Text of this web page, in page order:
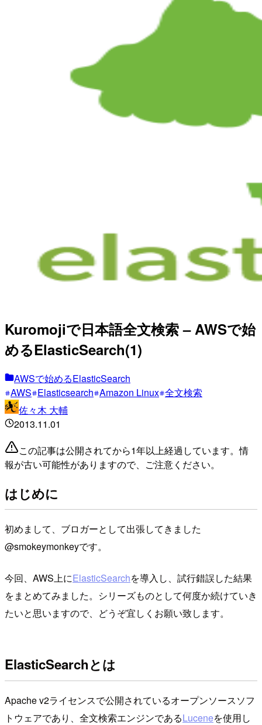
Kuromojiで日本語全文検索 – AWSで始
めるElasticSearch(1)
AWSで始めるElasticSearch
AWS Elasticsearch Amazon Linux 全文検索
佐々木 大輔
2013.11.01
この記事は公開されてから1年以上経過しています。情
報が古い可能性がありますので、ご注意ください。
はじめに
初めまして、ブロガーとして出張してきました
@smokeymonkeyです。
今回、AWS上にElasticSearchを導入し、試行錯誤した結果
をまとめてみました。シリーズものとして何度か続けていき
たいと思いますので、どうぞ宜しくお願い致します。
ElasticSearchとは
Apache v2ライセンスで公開されているオープンソースソフ
トウェアであり、全文検索エンジンであるLuceneを使用し